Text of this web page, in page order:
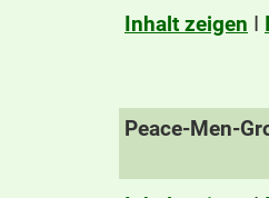
Inhalt zeigen I
Peace-Men-